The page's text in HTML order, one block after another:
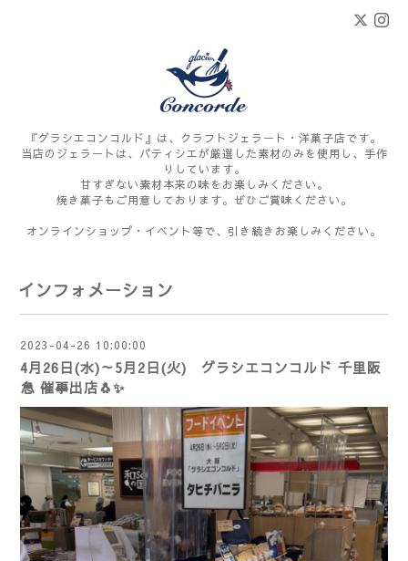
『グラシエコンコルド』は、クラフトジェラート・洋菓子店です。
当店のジェラートは、パティシエが厳選した素材のみを使用し、手作
りしています。
甘すぎない素材本来の味をお楽しみください。
焼き菓子もご用意しております。ぜひご賞味ください。
オンラインショップ・イベント等で、引き続きお楽しみください。
インフォメーション
2023-04-26 10:00:00
4月26日(水)～5月2日(火) グラシエコンコルド 千里阪
急 催事出店🐧✨